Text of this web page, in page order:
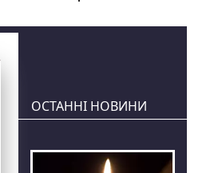
ОСТАННІ НОВИНИ